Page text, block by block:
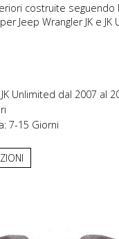
costruite seguendo
Jeep Wrangler JK e JK
Unlimited dal 2007 al
7-15 Giorni